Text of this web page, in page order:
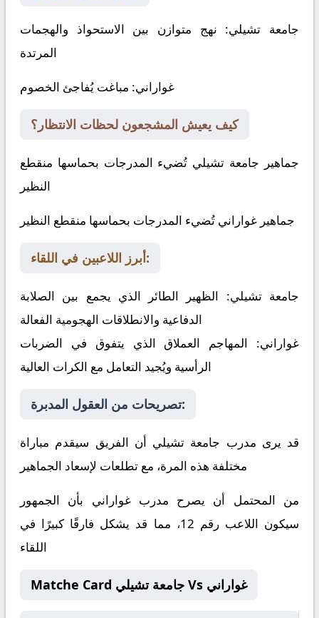
جامعة تشيلي: نهج متوازن بين الاستحواذ والهجمات
المرتدة
غواراني: مباغت يُفاجئ الخصوم
كيف يعيش المشجعون لحظات الانتظار؟
جماهير جامعة تشيلي تُضيء المدرجات بحماسها منقطع
النظير
جماهير غواراني تُضيء المدرجات بحماسها منقطع النظير
أبرز اللاعبين في اللقاء:
جامعة تشيلي: الظهير الطائر الذي يجمع بين الصلابة
الدفاعية والانطلاقات الهجومية الفعالة
غواراني: المهاجم العملاق الذي يتفوق في الضربات
الرأسية ويُجيد التعامل مع الكرات العالية
تصريحات من العقول المدبرة:
قد يرى مدرب جامعة تشيلي أن الفريق سيقدم مباراة
مختلفة هذه المرة، مع تطلعات لإسعاد الجماهير
من المحتمل أن يصرح مدرب غواراني بأن الجمهور
سيكون اللاعب رقم 12، مما قد يشكل فارقًا كبيرًا في
اللقاء
Matche Card جامعة تشيلي Vs غواراني